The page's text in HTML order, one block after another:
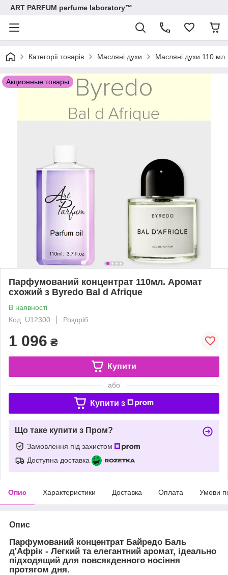
ART PARFUM perfume laboratory™
Категорії товарів Масляні духи Масляні духи 110 мл
Акционные товары
Парфумований концентрат 110мл. Аромат
схожий з Byredo Bal d Afrique
В наявності
Код: U12300
Роздріб
1 096 ₴
Купити
або
Купити з
Що таке купити з Пром?
Замовлення під захистом
Доступна доставка
Опис Характеристики Доставка Оплата Умови
Опис
Парфумований концентрат Байредо Баль
д'Афрік - Легкий та елегантний аромат, ідеально
підходящий для повсякденного носіння
протягом дня.